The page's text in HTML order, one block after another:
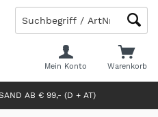
AB € 99,- (D + AT)
Warenkorb
Mein Konto